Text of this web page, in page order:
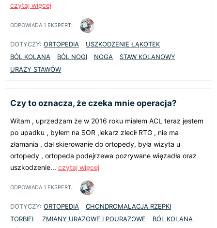
czytaj więcej
ODPOWIADA 1 EKSPERT:
DOTYCZY: ORTOPEDIA
USZKODZENIE ŁĄKOTEK
BÓL KOLANA
BÓL NOGI NOGA
STAW KOLANOWY
URAZY STAWÓW
Czy to oznacza, że czeka mnie operacja?
Witam , uprzedzam że w 2016 roku miałem ACL teraz jestem
po upadku , byłem na SOR ,lekarz zlecił RTG , nie ma
złamania , dał skierowanie do ortopedy, była wizyta u
ortopedy , ortopeda podejrzewa pozrywane więzadła oraz
uszkodzenie... czytaj więcej
ODPOWIADA 1 EKSPERT:
DOTYCZY: ORTOPEDIA
CHONDROMALACJA RZEPKI
TORBIEL
ZMIANY URAZOWE I POURAZOWE
BÓL KOLANA